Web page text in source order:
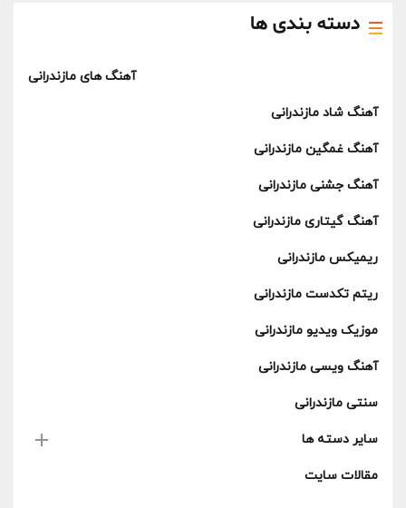
دسته بندی ها
آهنگ های مازندرانی
آهنگ شاد مازندرانی
آهنگ غمگین مازندرانی
آهنگ جشنی مازندرانی
آهنگ گیتاری مازندرانی
ریمیکس مازندرانی
ریتم تکدست مازندرانی
موزیک ویدیو مازندرانی
آهنگ ویسی مازندرانی
سنتی مازندرانی
سایر دسته ها
مقالات سایت